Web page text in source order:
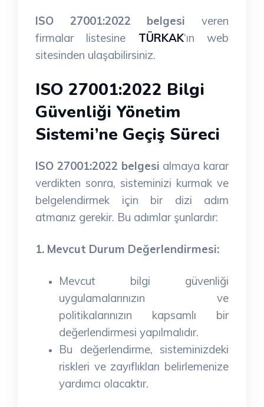
ISO 27001:2022 belgesi veren
firmalar listesine TÜRKAK‘ın web
sitesinden ulaşabilirsiniz.
ISO 27001:2022 Bilgi
Güvenliği Yönetim
Sistemi’ne Geçiş Süreci
ISO 27001:2022 belgesi almaya karar
verdikten sonra, sisteminizi kurmak ve
belgelendirmek için bir dizi adım
atmanız gerekir. Bu adımlar şunlardır:
1. Mevcut Durum Değerlendirmesi:
Mevcut bilgi güvenliği
uygulamalarınızın ve
politikalarınızın kapsamlı bir
değerlendirmesi yapılmalıdır.
Bu değerlendirme, sisteminizdeki
riskleri ve zayıflıkları belirlemenize
yardımcı olacaktır.